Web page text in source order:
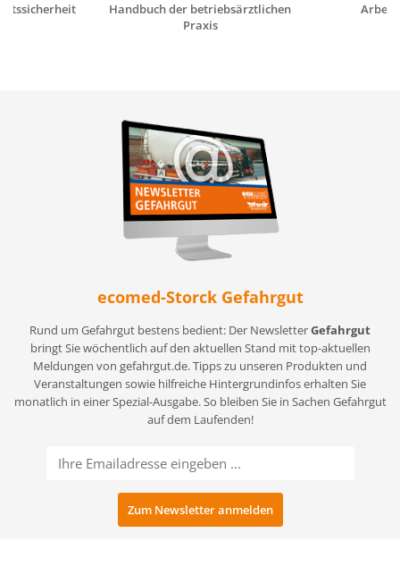
Handbuch der betriebsärztlichen
Praxis
ecomed-Storck Gefahrgut
Rund um Gefahrgut bestens bedient: Der NewsletterGefahrgut
bringt Sie wöchentlich auf den aktuellen Stand mit top-aktuellen
Meldungen von gefahrgut.de. Tipps zu unseren Produkten und
Veranstaltungen sowie hilfreiche Hintergrundinfos erhalten Sie
monatlich in einer Spezial-Ausgabe. So bleiben Sie in Sachen Gefahrgut
auf dem Laufenden!